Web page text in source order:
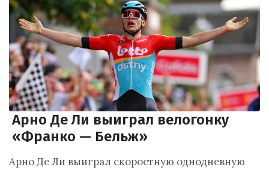
Арно Де Ли выиграл велогонку
«Франко — Бельж»
Арно Де Ли выиграл скоростную однодневную